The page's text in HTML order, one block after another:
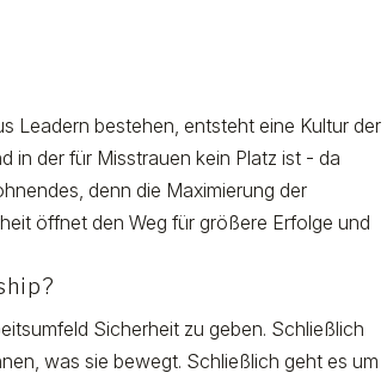
Leadern bestehen, entsteht eine Kultur der
in der für Misstrauen kein Platz ist - da
denn die Maximierung der
öffnet den Weg für größere Erfolge und
Sicherheit zu geben. Schließlich
was sie bewegt. Schließlich geht es um